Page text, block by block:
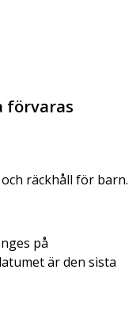
förvaras
räckhåll för barn.
på
är den sista